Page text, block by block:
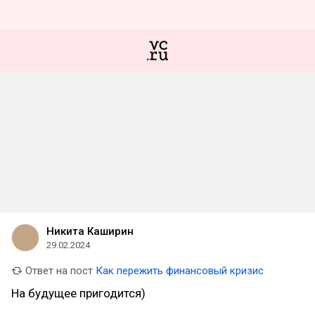
Никита Каширин
29.02.2024
Ответ на пост Как пережить финансовый кризис
На будущее пригодится)